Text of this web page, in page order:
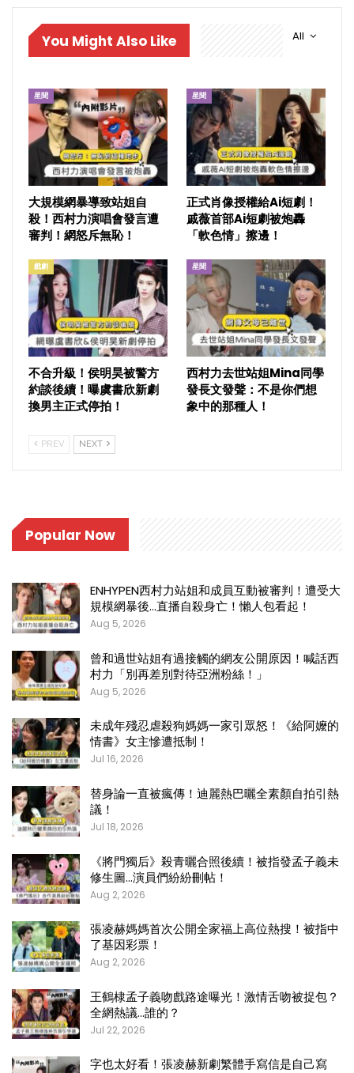
All
You Might Also Like
星聞
大規模網暴導致站姐自
殺！西村力演唱會發言遭
審判！網怒斥無恥！
星聞
正式肖像授權給Ai短劇！
戚薇首部Ai短劇被炮轟
「軟色情」擦邊！
戲劇
不合升級！侯明昊被警方
約談後續！曝虞書欣新劇
換男主正式停拍！
星聞
西村力去世站姐Mina同學
發長文發聲：不是你們想
象中的那種人！
PREV NEXT
Popular Now
ENHYPEN西村力站姐和成員互動被審判！遭受大
規模網暴後…直播自殺身亡！懶人包看起！
Aug 5, 2026
曾和過世站姐有過接觸的網友公開原因！喊話西
村力「別再差別對待亞洲粉絲！」
Aug 5, 2026
未成年殘忍虐殺狗媽媽一家引眾怒！《給阿嬤的
情書》女主慘遭抵制！
Jul 16, 2026
替身論一直被瘋傳！迪麗熱巴曬全素顏自拍引熱
議！
Jul 18, 2026
《將門獨后》殺青曬合照後續！被指發孟子義未
修生圖…演員們紛紛刪帖！
Aug 2, 2026
張凌赫媽媽首次公開全家福上高位熱搜！被指中
了基因彩票！
Aug 2, 2026
王鶴棣孟子義吻戲路途曝光！激情舌吻被捉包？
全網熱議…誰的？
Jul 22, 2026
字也太好看！張凌赫新劇繁體手寫信是自己寫